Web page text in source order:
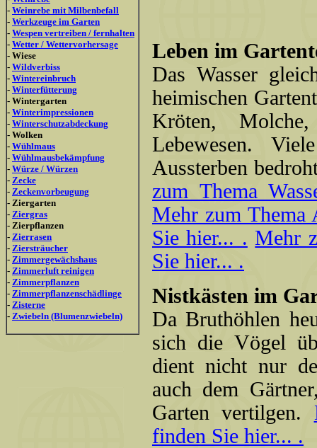
- Weinrebe mit Milbenbefall
- Werkzeuge im Garten
- Wespen vertreiben / fernhalten
- Wetter / Wettervorhersage
- Wiese
- Wildverbiss
- Wintereinbruch
- Winterfütterung
- Wintergarten
- Winterimpressionen
- Winterschutzabdeckung
- Wolken
- Wühlmaus
- Wühlmausbekämpfung
- Würze / Würzen
- Zecke
- Zeckenvorbeugung
- Ziergarten
- Ziergras
- Zierpflanzen
- Zierrasen
- Ziersträucher
- Zimmergewächshaus
- Zimmerluft reinigen
- Zimmerpflanzen
- Zimmerpflanzenschädlinge
- Zisterne
- Zwiebeln (Blumenzwiebeln)
Leben im
Das Wasser
heimischen
Kröten,
Lebewesen.
Aussterben
zum Thema
Mehr zum Thema
Sie hier... . Mehr
Sie hier... .
Nistkästen im
Da Bruthöhlen
sich die Vögel
dient nicht nur
auch dem
Garten vertilgen.
finden Sie hier... .